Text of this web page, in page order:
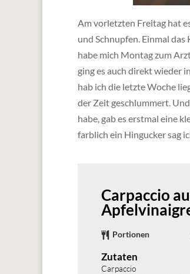
Am vorletzten Freitag hat
und Schnupfen. Einmal
habe mich Montag zum
ging es auch direkt wieder
hab ich die letzte Woche
der Zeit geschlummert.
habe, gab es erstmal eine
farblich ein Hingucker sag
Carpaccio
Portionen
Zutaten
Carpaccio